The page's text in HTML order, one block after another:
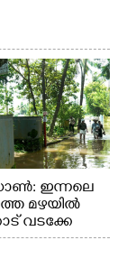
ഇന്നലെ
മഴയിൽ
വടക്കേ